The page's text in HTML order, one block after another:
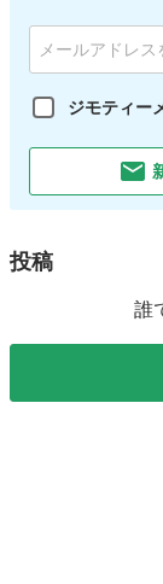
ジモティー
投稿
誰